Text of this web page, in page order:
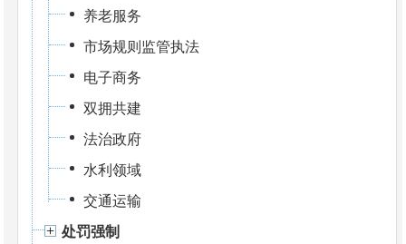
养老服务
市场规则监管执法
电子商务
双拥共建
法治政府
水利领域
交通运输
处罚强制